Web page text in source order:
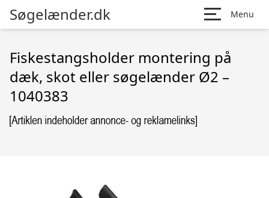
Søgelænder.dk Menu
Fiskestangsholder montering på
dæk, skot eller søgelænder Ø2 –
1040383